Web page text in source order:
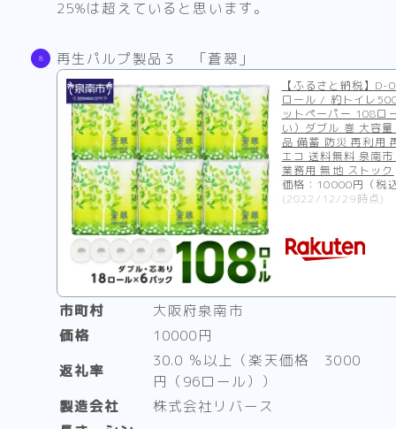
25%は超えていると思います。
再生パルプ製品３ 「蒼翠」
【ふるさと納税】
ロール / 約トイレ
ットペーパー 108ロ
い）ダブル 巻 大容
品 備蓄 防災 再利用
エコ 送料無料 泉南
業務用 無地 ストック
価格：10000円（税
(2022/12/29時点)
市町村
大阪府泉南市
価格
10000円
返礼率
30.0 ％以上（楽天価格 3000
円（96ロール））
製造会社
株式会社リバース